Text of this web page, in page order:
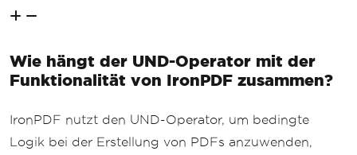
Wie hängt der UND-Operator mit der
Funktionalität von IronPDF zusammen?
IronPDF nutzt den UND-Operator, um bedingte
Logik bei der Erstellung von PDFs anzuwenden,